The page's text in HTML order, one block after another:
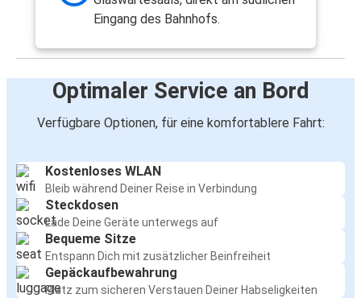
Eingang des Bahnhofs.
Optimaler Service an Bord
Verfügbare Optionen, für eine komfortablere Fahrt:
Kostenloses WLAN
Bleib während Deiner Reise in Verbindung
Steckdosen
Lade Deine Geräte unterwegs auf
Bequeme Sitze
Entspann Dich mit zusätzlicher Beinfreiheit
Gepäckaufbewahrung
Platz zum sicheren Verstauen Deiner Habseligkeiten